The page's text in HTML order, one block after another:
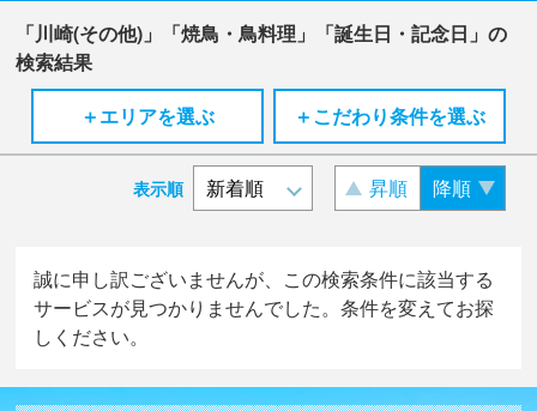
「川崎(その他)」「焼鳥・鳥料理」「誕生日・記念日」の
検索結果
＋エリアを選ぶ
＋こだわり条件を選ぶ
表示順 昇順 降順
誠に申し訳ございませんが、この検索条件に該当する
サービスが見つかりませんでした。条件を変えてお探
しください。